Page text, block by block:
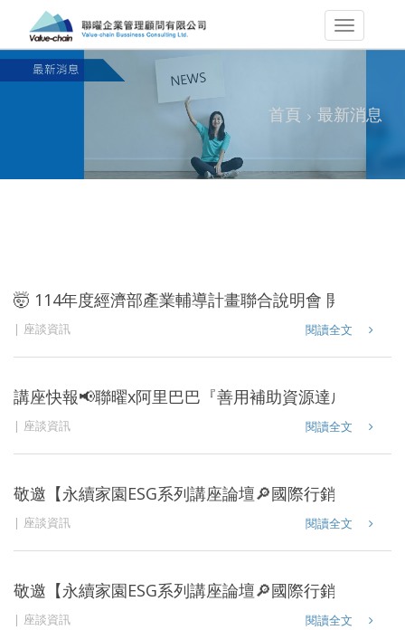
首頁 最新消息
🤯 114年度經濟部產業輔導計畫聯合說明會 開跑囉！
座談資訊 閱讀全文
講座快報📢聯曜x阿里巴巴『善用補助資源達成國際認
座談資訊 閱讀全文
敬邀【永續家園ESG系列講座論壇🔎國際行銷之實務
座談資訊 閱讀全文
敬邀【永續家園ESG系列講座論壇🔎國際行銷之實務
座談資訊 閱讀全文